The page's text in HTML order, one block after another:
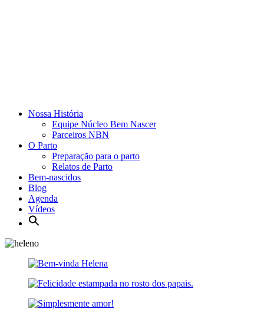
Nossa História
Equipe Núcleo Bem Nascer
Parceiros NBN
O Parto
Preparação para o parto
Relatos de Parto
Bem-nascidos
Blog
Agenda
Vídeos